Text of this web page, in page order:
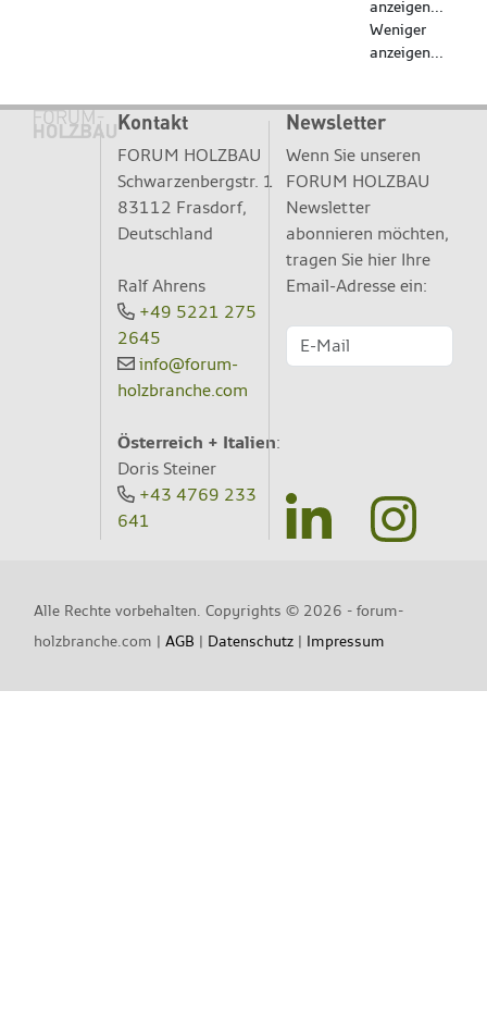
anzeigen...
Weniger
anzeigen...
Kontakt
FORUM HOLZBAU
Schwarzenbergstr. 1
83112 Frasdorf,
Deutschland
Ralf Ahrens
+49 5221 275
2645
info@forum-
holzbranche.com
Österreich + Italien:
Doris Steiner
+43 4769 233
641
Newsletter
Wenn Sie unseren
FORUM HOLZBAU
Newsletter
abonnieren möchten,
tragen Sie hier Ihre
Email-Adresse ein:
Alle Rechte vorbehalten. Copyrights © 2026 - forum-
holzbranche.com |AGB | Datenschutz | Impressum